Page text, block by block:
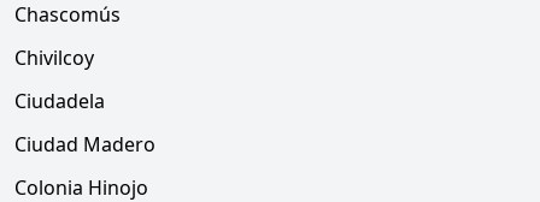
Chascomús
Chivilcoy
Ciudadela
Ciudad Madero
Colonia Hinojo